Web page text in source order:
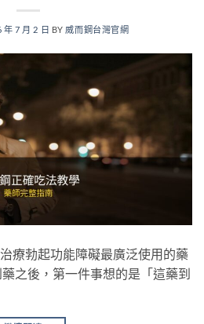
年 7 月 2 日 BY 威而鋼台灣官網
療勃起功能障礙最廣泛使用的藥
之後，第一件事想的是「這藥到